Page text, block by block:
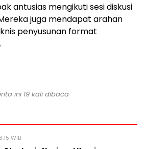
antusias mengikuti sesi diskusi
juga mendapat arahan
penyusunan format
ini 19 kali dibaca
WIB